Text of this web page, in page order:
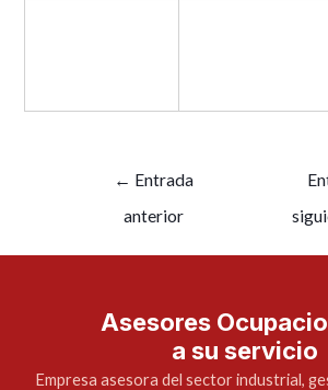
← Entrada
anterior
Asesores
a su servicio
Empresa asesora del sector industrial,